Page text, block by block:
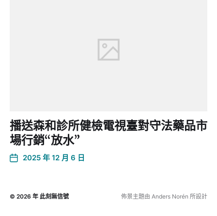
播送森和診所健檢電視臺對守法藥品市
場行銷“放水”
2025 年 12 月 6 日
© 2026 年 此刻無信號 佈景主題由 Anders Norén 所設計